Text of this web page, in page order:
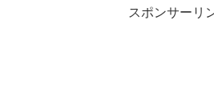
スポンサーリ